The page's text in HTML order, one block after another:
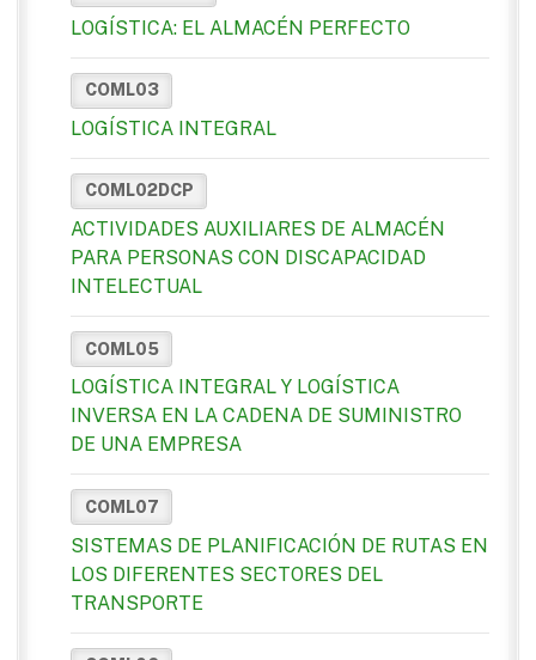
LOGÍSTICA: EL ALMACÉN PERFECTO
COML03
LOGÍSTICA INTEGRAL
COML02DCP
ACTIVIDADES AUXILIARES DE ALMACÉN
PARA PERSONAS CON DISCAPACIDAD
INTELECTUAL
COML05
LOGÍSTICA INTEGRAL Y LOGÍSTICA
INVERSA EN LA CADENA DE SUMINISTRO
DE UNA EMPRESA
COML07
SISTEMAS DE PLANIFICACIÓN DE RUTAS EN
LOS DIFERENTES SECTORES DEL
TRANSPORTE